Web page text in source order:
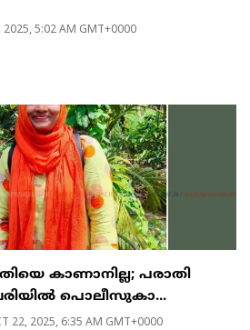
2025, 5:02 AM GMT+0000
കാണാനില്ല; പരാതി
പൊലീസുകാ...
22, 2025, 6:35 AM GMT+0000